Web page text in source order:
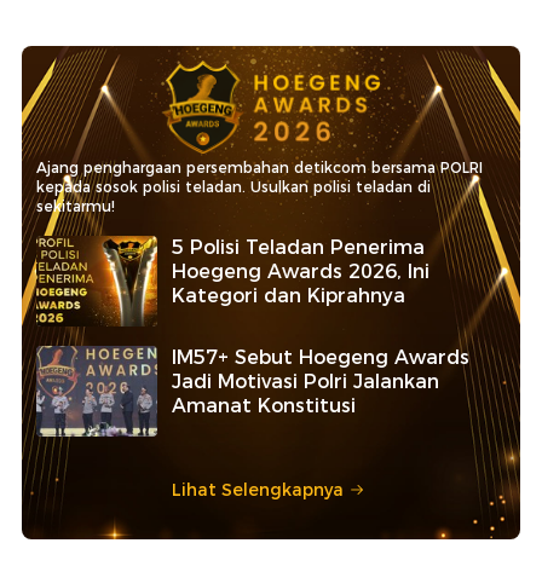
Ajang penghargaan persembahan detikcom bersama POLRI
kepada sosok polisi teladan. Usulkan polisi teladan di
sekitarmu!
5 Polisi Teladan Penerima
Hoegeng Awards 2026, Ini
Kategori dan Kiprahnya
IM57+ Sebut Hoegeng Awards
Jadi Motivasi Polri Jalankan
Amanat Konstitusi
Lihat Selengkapnya